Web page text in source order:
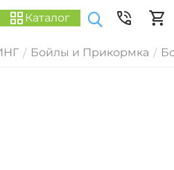
Каталог
/ Бойлы и Прикормка /